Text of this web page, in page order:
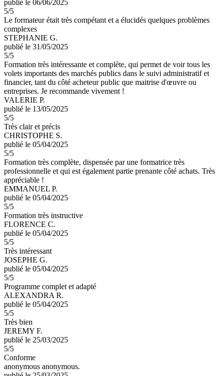
publié le 06/06/2025
5/5
Le formateur était très compétant et a élucidés quelques problèmes
complexes
STEPHANIE G.
publié le 31/05/2025
5/5
Formation très intéressante et complète, qui permet de voir tous les
volets importants des marchés publics dans le suivi administratif et
financier, tant du côté acheteur public que maitrise d'œuvre ou
entreprises. Je recommande vivement !
VALERIE P.
publié le 13/05/2025
5/5
Très clair et précis
CHRISTOPHE S.
publié le 05/04/2025
5/5
Formation très complète, dispensée par une formatrice très
professionnelle et qui est également partie prenante côté achats. Très
appréciable !
EMMANUEL P.
publié le 05/04/2025
5/5
Formation très instructive
FLORENCE C.
publié le 05/04/2025
5/5
Très intéressant
JOSEPHE G.
publié le 05/04/2025
5/5
Programme complet et adapté
ALEXANDRA R.
publié le 05/04/2025
5/5
Très bien
JEREMY F.
publié le 25/03/2025
5/5
Conforme
anonymous anonymous.